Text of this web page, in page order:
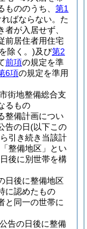
ののうち、 第1
ばならない。 た
が入居せず、
前居住者用住宅
を除く。)及び第2
前項の規定を準
6項の規定を準用
街地整備総合支
るもの
整備計画につい
告の日(以下この
引き続き当該計
整備地区」とい
後に別世帯を構
日後に整備地区
に認めたもの
と同一の世帯に
告の日後に整備